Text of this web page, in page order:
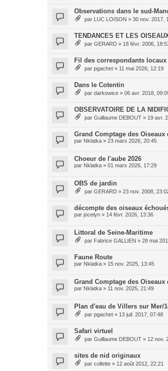
Observations dans le sud-
par LUC LOISON » 30 nov. 2017,
TENDANCES ET LES
par GERARD » 18 févr. 2006,
Fil des correspondants locaux
par pgachet » 11 mai 2026, 12:19
Dans le Cotentin
par darkowice » 06 avr. 2018,
OBSERVATOIRE DE LA
par Guillaume DEBOUT » 19 avr.
Grand Comptage des
par Nklatka » 23 mars 2026, 20:45
Choeur de l'aube 2026
par Nklatka » 01 mars 2026, 17:29
OBS de jardin
par GERARD » 23 nov. 2008,
décompte des oiseaux
par jocelyn » 14 févr. 2026, 13:36
Littoral de Seine-Maritime
par Fabrice GALLIEN » 28 mai
Faune Route
par Nklatka » 15 nov. 2025, 13:45
Grand Comptage des Oiseaux
par Nklatka » 11 nov. 2025, 21:49
Plan d'eau de Villers sur Mer/
par pgachet » 13 juil. 2017, 07:48
Safari virtuel
par Guillaume DEBOUT » 12 nov.
sites de nid originaux
par collette » 12 août 2012, 22:21